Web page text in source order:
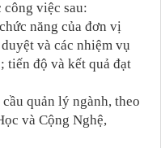
công việc sau:
năng của đơn vị
và các nhiệm vụ
tiến độ và kết quả đạt
quản lý ngành, theo
và Cộng Nghệ,